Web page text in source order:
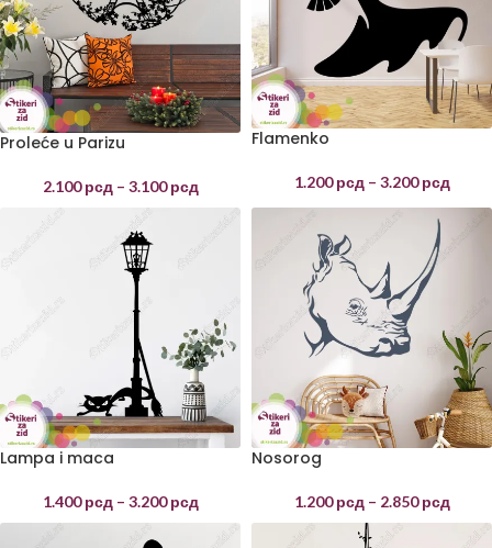
Proleće u Parizu
2.100рсд – 3.100рсд
Flamenko
1.200рсд – 3.200рсд
Lampa i maca
1.400рсд – 3.200рсд
Nosorog
1.200рсд – 2.850рсд